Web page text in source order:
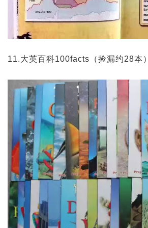
11.大英百科100facts（捡漏约28本）